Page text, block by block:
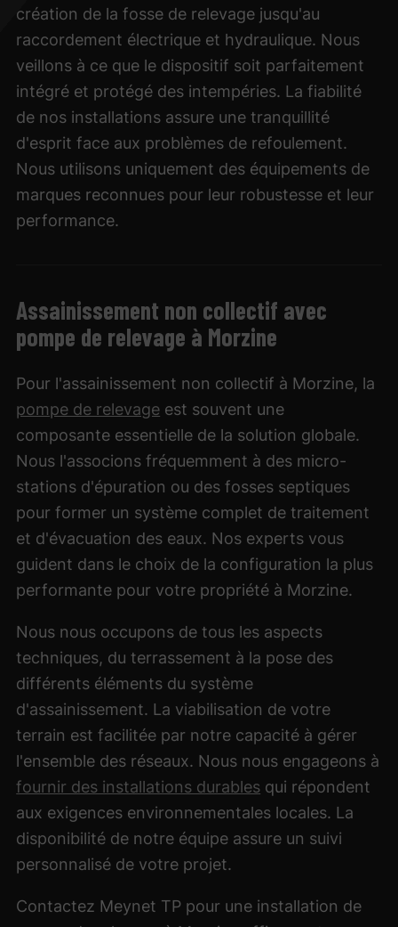
création de la fosse de relevage jusqu'au
raccordement électrique et hydraulique. Nous
veillons à ce que le dispositif soit parfaitement
intégré et protégé des intempéries. La fiabilité
de nos installations assure une tranquillité
d'esprit face aux problèmes de refoulement.
Nous utilisons uniquement des équipements de
marques reconnues pour leur robustesse et leur
performance.
Assainissement non collectif avec
pompe de relevage à Morzine
Pour l'assainissement non collectif à Morzine, la
pompe de relevage est souvent une
composante essentielle de la solution globale.
Nous l'associons fréquemment à des micro-
stations d'épuration ou des fosses septiques
pour former un système complet de traitement
et d'évacuation des eaux. Nos experts vous
guident dans le choix de la configuration la plus
performante pour votre propriété à Morzine.
Nous nous occupons de tous les aspects
techniques, du terrassement à la pose des
différents éléments du système
d'assainissement. La viabilisation de votre
terrain est facilitée par notre capacité à gérer
l'ensemble des réseaux. Nous nous engageons à
fournir des installations durables qui répondent
aux exigences environnementales locales. La
disponibilité de notre équipe assure un suivi
personnalisé de votre projet.
Contactez Meynet TP pour une installation de